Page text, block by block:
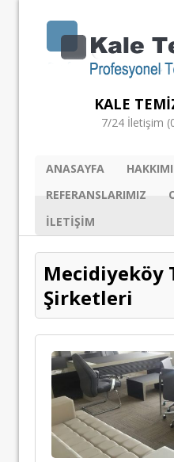
KALE
7/24 İletişim
ANASAYFA
REFERANSLARIMIZ
ILETIŞIM
Mecidiyeköy
Şirketleri